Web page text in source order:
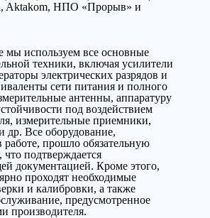
Aktakom, НПО «Прорыв» и
мы используем все основные
техники, включая усилители
электрических разрядов и
сети питания и полного
антенны, аппаратуру
под воздействием
измерительные приемники,
др. Все оборудование,
работе, прошло обязательную
подтверждается
документацией. Кроме этого,
проходят необходимые
и калибровки, а также
предусмотренное
производителя.